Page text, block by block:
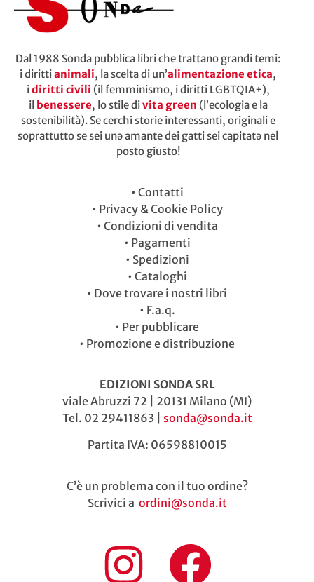
Dal 1988 Sonda pubblica libri che trattano grandi temi:
i dirittianimali, la scelta di un’alimentazione etica,
idiritti civili (il femminismo, i diritti LGBTQIA+),
il benessere, lo stile divita green (l’ecologia e la
sostenibilità). Se cerchi storie interessanti, originali e
soprattutto se sei unə amante dei gatti sei capitatə nel
posto giusto!
• Contatti
• Privacy & Cookie Policy
• Condizioni di vendita
• Pagamenti
• Spedizioni
• Cataloghi
• Dove trovare i nostri libri
• F.a.q.
• Per pubblicare
• Promozione e distribuzione
EDIZIONI SONDA SRL
viale Abruzzi 72 | 20131 Milano (MI)
Tel. 02 29411863 | sonda@sonda.it
Partita IVA: 06598810015
C’è un problema con il tuo ordine?
Scrivici a ordini@sonda.it